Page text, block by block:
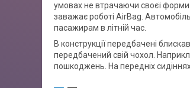
умовах не втрачаючи своєї
заважає роботі AirBag.
пасажирам в літній час.
В конструкції передбачені
передбачений свій чохол.
пошкоджень. На передніх